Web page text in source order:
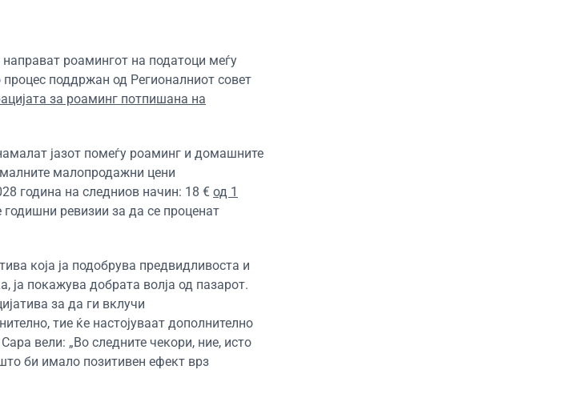
роамингот на податоци меѓу
поддржан од Регионалниот совет
за роаминг потпишана на
јазот помеѓу роаминг и домашните
малопродажни цени
година на следниов начин: 18 € од 1
ревизии за да се проценат
која ја подобрува предвидливоста и
ја покажува добрата волја од пазарот.
за да ги вклучи
тие ќе настојуваат дополнително
вели: „Во следните чекори, ние, исто
би имало позитивен ефект врз